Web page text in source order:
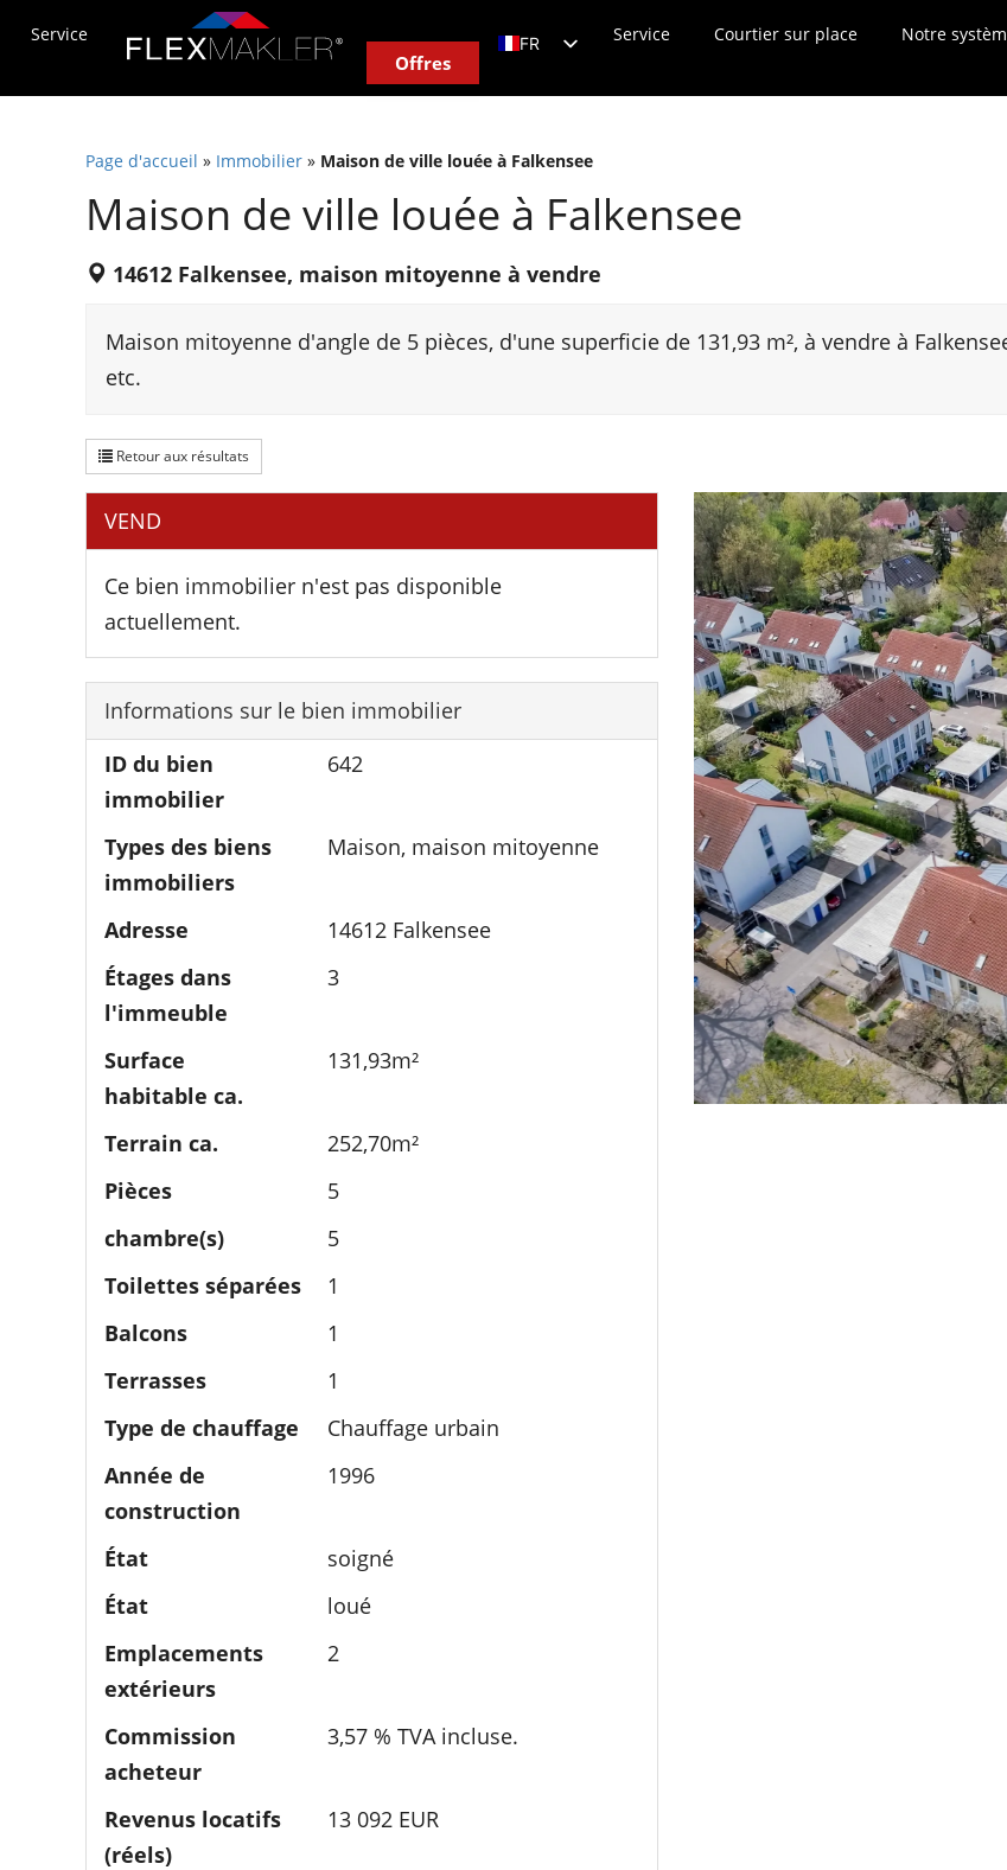
Offres
FR
EN
ES
PL
NL
Service Courtier sur place Notre système Évaluation en ligne Actualités Contact
Service Courtier sur place Notre
Page d'accueil » Immobilier » Maison de ville louée à Falkensee
Maison de ville louée à Falkensee
14612 Falkensee, maison mitoyenne à vendre
Maison mitoyenne d'angle de 5 pièces, d'une superficie de 131,93 m², à vendre à
etc.
Retour aux résultats
VEND
Ce bien immobilier n'est pas disponible
actuellement.
Informations sur le bien immobilier
ID du bien
immobilier
642
Types des biens
immobiliers
Maison, maison mitoyenne
Adresse
14612 Falkensee
Étages dans
l'immeuble
3
Surface
habitable ca.
131,93m²
Terrain­ ca.
252,70m²
Pièces
5
chambre(s)
5
Toilettes séparées
1
Balcons
1
Terrasses
1
Type de chauffage
Chauffage urbain
Année de
construction
1996
État
soigné
État
loué
Emplacements
extérieurs
2
Commission
acheteur­
3,57 % TVA incluse.
Revenus locatifs
(réels)
13 092 EUR